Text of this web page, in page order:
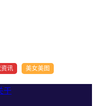
讯 美女美图
于